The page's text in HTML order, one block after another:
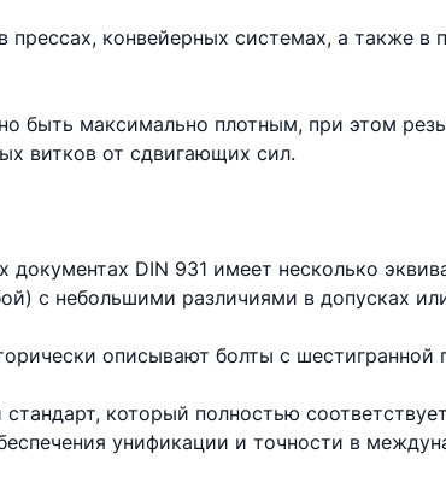
прессах, конвейерных системах, а также
быть максимально плотным, при этом
витков от сдвигающих сил.
DIN 931 имеет несколько
с небольшими различиями в допусках
описывают болты с шестигранной
который полностью
унификации и точности в